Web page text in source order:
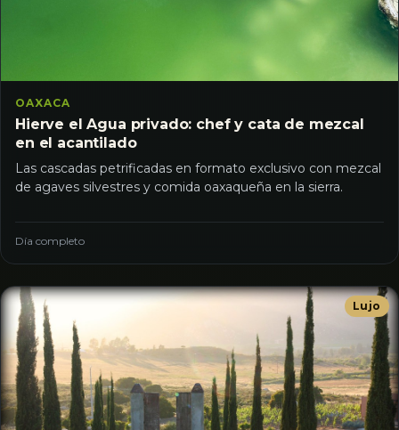
OAXACA
Hierve el Agua privado: chef y cata de mezcal
en el acantilado
Las cascadas petrificadas en formato exclusivo con mezcal
de agaves silvestres y comida oaxaqueña en la sierra.
Día completo
Lujo